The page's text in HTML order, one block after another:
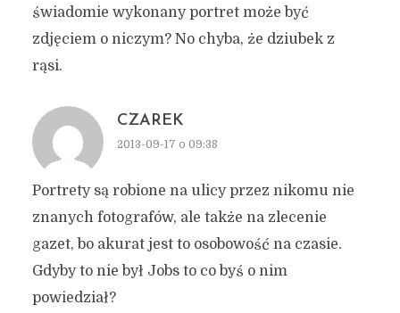
świadomie wykonany portret może być
zdjęciem o niczym? No chyba, że dziubek z
rąsi.
CZAREK
2013-09-17 o 09:38
Portrety są robione na ulicy przez nikomu nie
znanych fotografów, ale także na zlecenie
gazet, bo akurat jest to osobowość na czasie.
Gdyby to nie był Jobs to co byś o nim
powiedział?